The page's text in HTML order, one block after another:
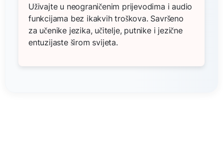
Uživajte u neograničenim prijevodima i audio
funkcijama bez ikakvih troškova. Savršeno
za učenike jezika, učitelje, putnike i jezične
entuzijaste širom svijeta.